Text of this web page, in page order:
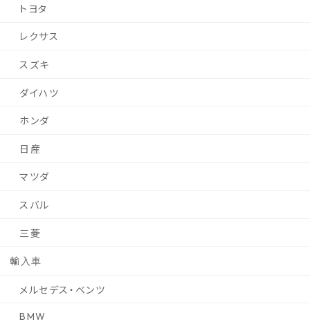
トヨタ
レクサス
スズキ
ダイハツ
ホンダ
日産
マツダ
スバル
三菱
輸入車
メルセデス・ベンツ
BMW